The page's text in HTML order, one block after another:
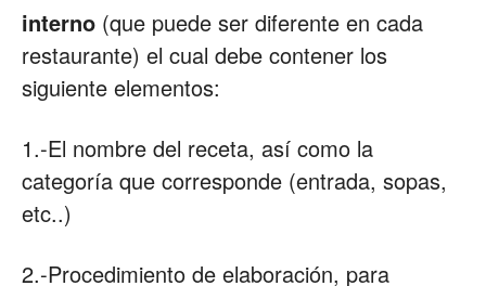
interno (que puede ser diferente en cada
restaurante) el cual debe contener los
siguiente elementos:
1.-El nombre del receta, así como la
categoría que corresponde (entrada, sopas,
etc..)
2.-Procedimiento de elaboración, para